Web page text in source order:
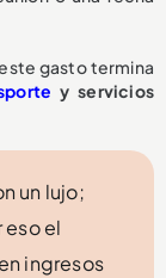
gasto termina
y servicios
un lujo;
el
ingresos